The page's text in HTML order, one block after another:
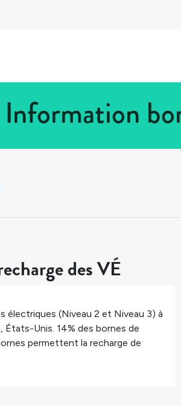
des VÉ
électriques (Niveau 2 et Niveau 3) à
, États-Unis. 14% des bornes de
permettent la recharge de